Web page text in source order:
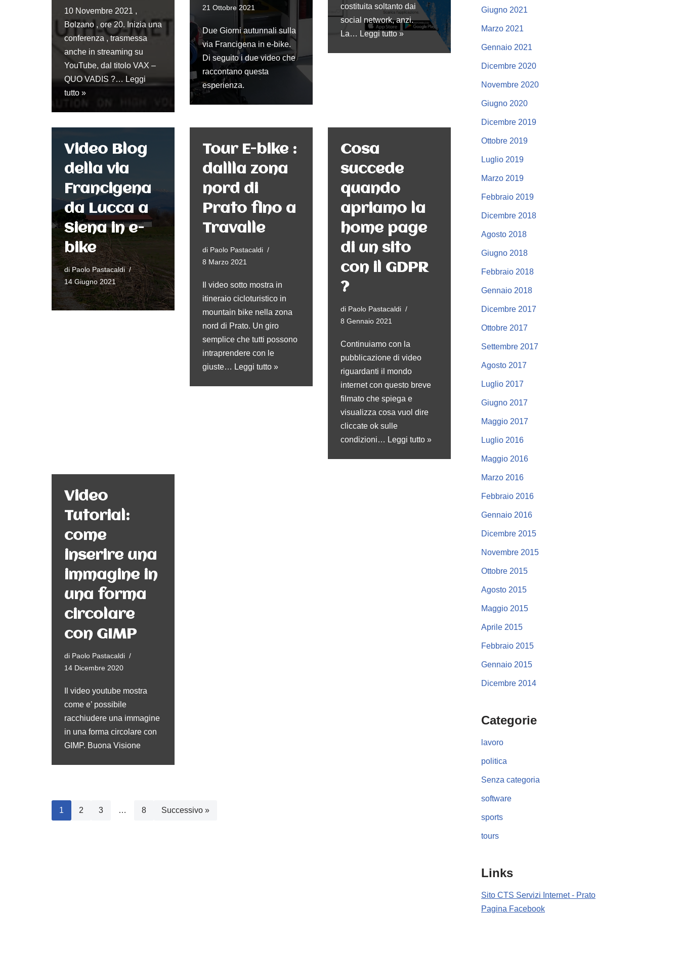
10 Novembre 2021 ,
Bolzano , ore 20. Inizia una
conferenza , trasmessa
anche in streaming su
YouTube, dal titolo VAX –
QUO VADIS ?… Leggi
tutto »
21 Ottobre 2021
Due Giorni autunnali sulla
via Francigena in e-bike.
Di seguito i due video che
raccontano questa
esperienza.
costituita soltanto dai
social network, anzi.
La… Leggi tutto »
Video Blog
della via
Francigena
da Lucca a
Siena in e-
bike
diPaolo Pastacaldi
14 Giugno 2021
Tour E-bike :
dallla zona
nord di
Prato fino a
Travalle
di Paolo Pastacaldi
8 Marzo 2021
Il video sotto mostra in
itineraio cicloturistico in
mountain bike nella zona
nord di Prato. Un giro
semplice che tutti possono
intraprendere con le
giuste… Leggi tutto »
Cosa
succede
quando
apriamo la
home page
di un sito
con il GDPR
?
di Paolo Pastacaldi
8 Gennaio 2021
Continuiamo con la
pubblicazione di video
riguardanti il mondo
internet con questo breve
filmato che spiega e
visualizza cosa vuol dire
cliccate ok sulle
condizioni… Leggi tutto »
Video
Tutorial:
come
inserire una
immagine in
una forma
circolare
con GIMP
di Paolo Pastacaldi
14 Dicembre 2020
Il video youtube mostra
come e’ possibile
racchiudere una immagine
in una forma circolare con
GIMP. Buona Visione
1 2 3 … 8 Successivo »
Giugno 2021
Marzo 2021
Gennaio 2021
Dicembre 2020
Novembre 2020
Giugno 2020
Dicembre 2019
Ottobre 2019
Luglio 2019
Marzo 2019
Febbraio 2019
Dicembre 2018
Agosto 2018
Giugno 2018
Febbraio 2018
Gennaio 2018
Dicembre 2017
Ottobre 2017
Settembre 2017
Agosto 2017
Luglio 2017
Giugno 2017
Maggio 2017
Luglio 2016
Maggio 2016
Marzo 2016
Febbraio 2016
Gennaio 2016
Dicembre 2015
Novembre 2015
Ottobre 2015
Agosto 2015
Maggio 2015
Aprile 2015
Febbraio 2015
Gennaio 2015
Dicembre 2014
Categorie
lavoro
politica
Senza categoria
software
sports
tours
Links
Sito CTS Servizi Internet - Prato
Pagina Facebook